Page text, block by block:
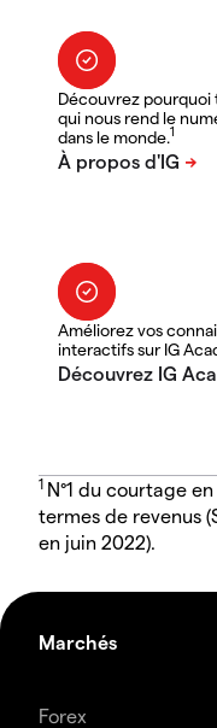
Découvrez
qui nous rend le
dans le monde.1
Améliorez vos
interactifs sur IG
1 N°1 du courtage
termes de revenus
en juin 2022).
Marchés
Forex